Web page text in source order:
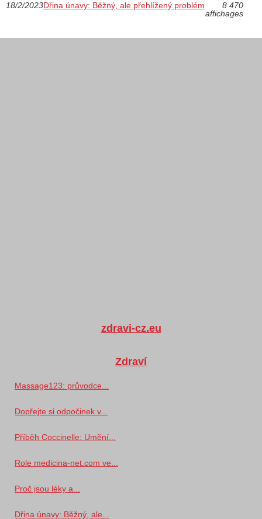
18/2/2023Dřina únavy: Běžný, ale přehlížený problém
8 470
affichages
zdravi-cz.eu
Zdraví
Massage123: průvodce...
Dopřejte si odpočinek v...
Příběh Coccinelle: Umění...
Role medicina-net.com ve...
Proč jsou léky a...
Dřina únavy: Běžný, ale...